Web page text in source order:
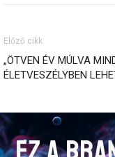
Előző cikk
„ÖTVEN ÉV MÚLVA
ÉLETVESZÉLYBEN